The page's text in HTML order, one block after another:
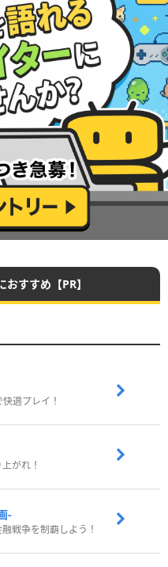
すすめ【PR】
適プレイ！
がれ！
-
戦争を制覇しよう！